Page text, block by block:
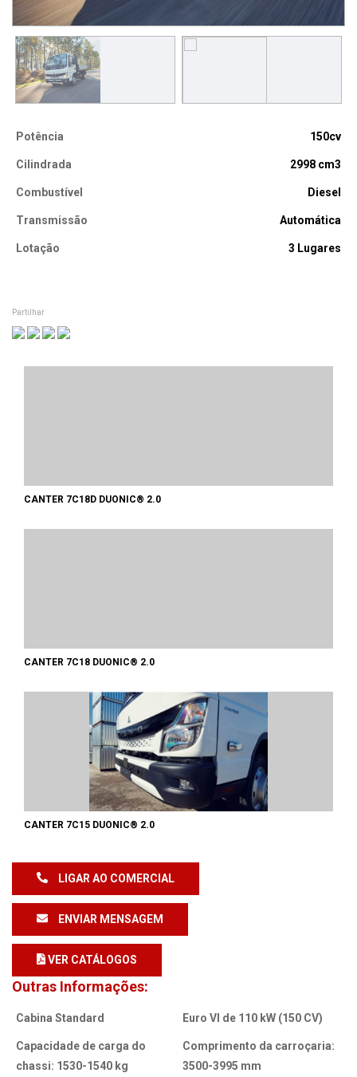
Potência 150cv
Cilindrada 2998 cm3
Combustível Diesel
Transmissão Automática
Lotação 3 Lugares
Partilhar
CANTER 7C18D DUONIC® 2.0
CANTER 7C18 DUONIC® 2.0
CANTER 7C15 DUONIC® 2.0
LIGAR AO COMERCIAL
ENVIAR MENSAGEM
VER CATÁLOGOS
Outras Informações:
Cabina Standard Euro VI de 110 kW (150 CV)
Capacidade de carga do
chassi: 1530-1540 kg
Comprimento da carroçaria:
3500-3995 mm